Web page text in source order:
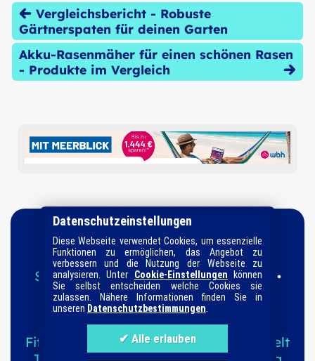
Vergleichsbericht - Robuste
Gärtnerspaten für deinen Garten
Akku-Rasenmäher für einen schönen Rasen
- Produkte im Vergleich
Startseite•Datenschutz•Impressum •
Informationen•Suche•Sitemap
Ratgeber-Kategorien
Fitness & Sport Familie Haushalt
Tierwelt
Datenschutzeinstellungen
Diese Webseite verwendet Cookies, um essenzielle
Funktionen zu ermöglichen, das Angebot zu
verbessern und die Nutzung der Webseite zu
analysieren. Unter Cookie-Einstellungen können
Sie selbst entscheiden welche Cookies sie
zulassen. Nähere Informationen finden Sie in
unseren Datenschutzbestimmungen